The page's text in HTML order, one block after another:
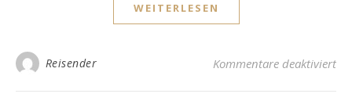
WEITERLESEN
Reisender Kommentare deaktiviertfür